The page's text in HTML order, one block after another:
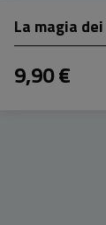
La magia
9,90 €